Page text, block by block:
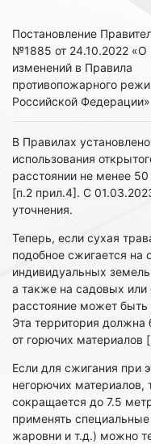
Постановление
№1885 от 24.10.2022 «О
изменений в Правила
противопожарного
Российской Федерации»
В Правилах
использования
расстоянии не менее
[п.2 прил.4]. С
уточнения.
Теперь, если сухая
подобное сжигается на
индивидуальных
а также на садовых
расстояние может
Эта территория
от горючих материалов
Если для сжигания при
негорючих материалов,
сокращается до 7.5
применять
жаровни и т.д.) можно